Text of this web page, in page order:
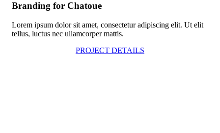
Branding for Chatoue
Lorem ipsum dolor sit amet, consectetur adipiscing elit. Ut elit
tellus, luctus nec ullamcorper mattis.
PROJECT DETAILS